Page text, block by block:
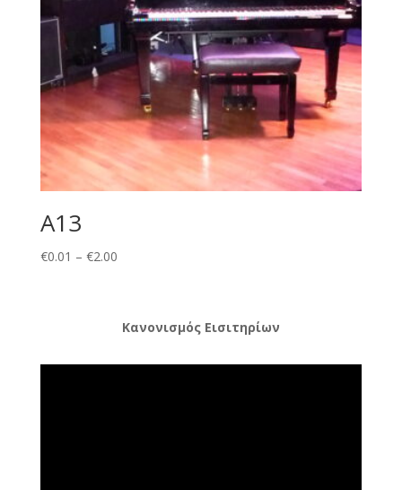
A13
€0.01 – €2.00Price
Κανονισμός Εισιτηρίων